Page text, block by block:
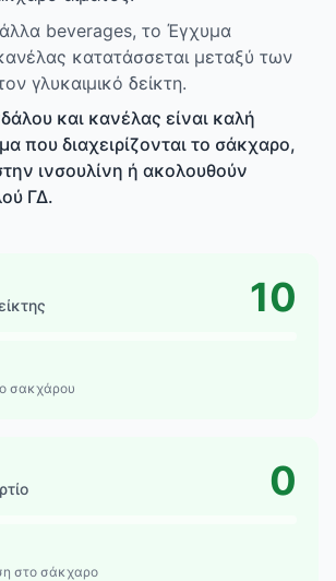
beverages, το Έγχυμα
κατατάσσεται μεταξύ των
γλυκαιμικό δείκτη.
και κανέλας είναι καλή
που διαχειρίζονται το σάκχαρο,
ινσουλίνη ή ακολουθούν
ΓΔ.
10
σακχάρου
0
στο σάκχαρο